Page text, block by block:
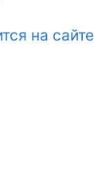
на сайте